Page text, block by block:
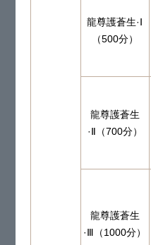
龍尊護蒼生·Ⅰ
（500分）
龍尊護蒼生
·Ⅱ（700分）
龍尊護蒼生
·Ⅲ（1000分）